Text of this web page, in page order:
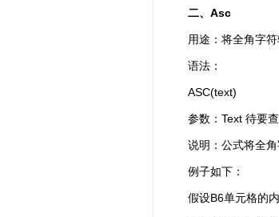
二、Asc
用途：将全角字符
语法：
ASC(text)
参数：Text 待要
说明：公式将全
例子如下：
假设B6单元格的